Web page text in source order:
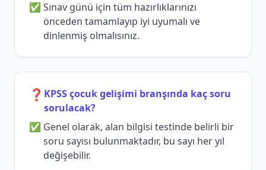
Sınav günü için tüm hazırlıklarınızı
önceden tamamlayıp iyi uyumalı ve
dinlenmiş olmalısınız.
❓ KPSS çocuk gelişimi branşında kaç soru
sorulacak?
Genel olarak, alan bilgisi testinde belirli bir
soru sayısı bulunmaktadır, bu sayı her yıl
değişebilir.